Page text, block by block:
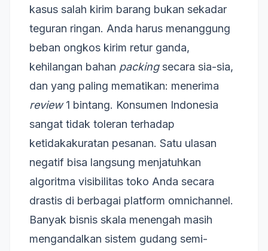
kasus salah kirim barang bukan sekadar
teguran ringan. Anda harus menanggung
beban ongkos kirim retur ganda,
kehilangan bahan packingsecara sia-sia,
dan yang paling mematikan: menerima
review1 bintang. Konsumen Indonesia
sangat tidak toleran terhadap
ketidakakuratan pesanan. Satu ulasan
negatif bisa langsung menjatuhkan
algoritma visibilitas toko Anda secara
drastis di berbagai platform omnichannel.
Banyak bisnis skala menengah masih
mengandalkan sistem gudang semi-